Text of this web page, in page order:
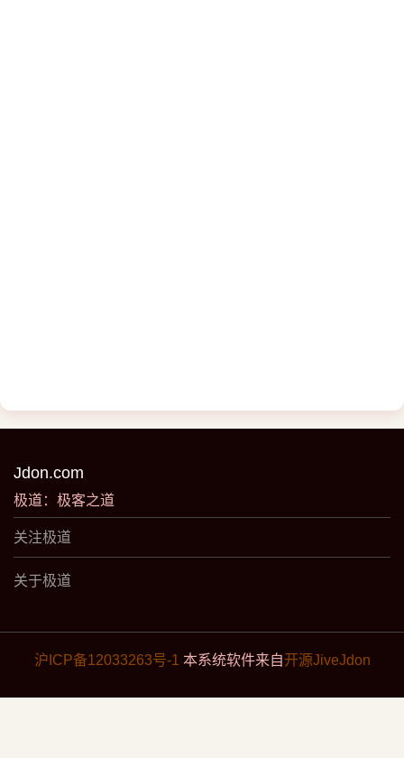
Jdon.com
极道：极客之道
关注极道
关于极道
沪ICP备12033263号-1 本系统软件来自开源JiveJdon